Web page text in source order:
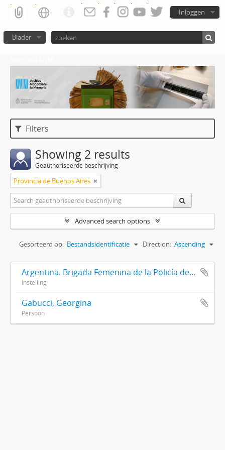
Inloggen
Blader
Filters
Showing 2 results
Geauthoriseerde beschrijving
Provincia de Buenos Aires
Advanced search options
Gesorteerd op: Bestandsidentificatie Direction: Ascending
Argentina. Brigada Femenina de la Policía de la Provincia de Buenos Aires
Instelling
Gabucci, Georgina
Persoon